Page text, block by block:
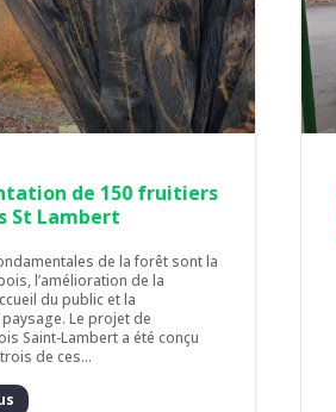
de 150 fruitiers
St Lambert
de la forêt sont la
l’amélioration de la
du public et la
Le projet de
Saint-Lambert a été conçu
de ces...